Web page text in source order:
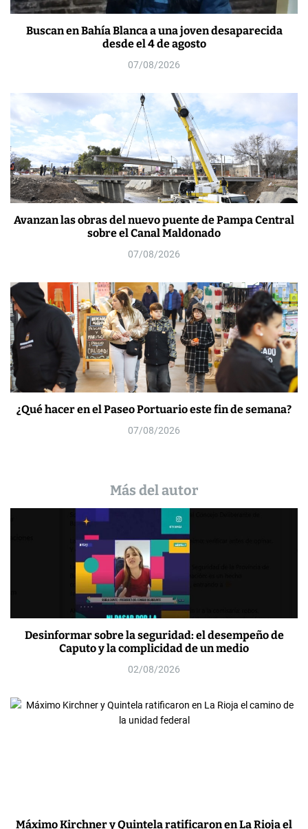
Buscan en Bahía Blanca a una joven desaparecida
desde el 4 de agosto
07/08/2026
Avanzan las obras del nuevo puente de Pampa Central
sobre el Canal Maldonado
07/08/2026
¿Qué hacer en el Paseo Portuario este fin de semana?
07/08/2026
Más del autor
Desinformar sobre la seguridad: el desempeño de
Caputo y la complicidad de un medio
02/08/2026
Máximo Kirchner y Quintela ratificaron en La Rioja el